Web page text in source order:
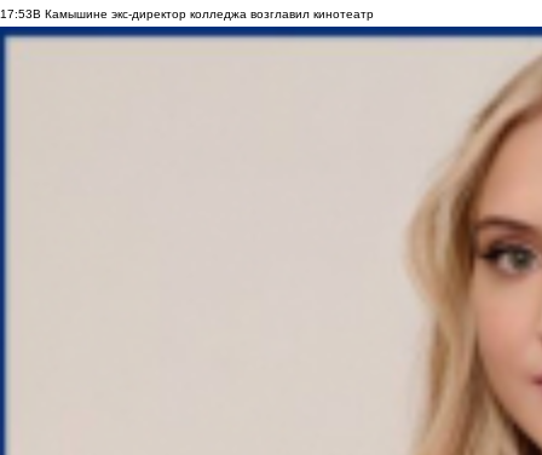
17:53В Камышине экс-директор колледжа возглавил кинотеатр